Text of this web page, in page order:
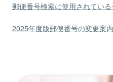
郵便番号検索に使用されてい
2025年度版郵便番号の変更案内